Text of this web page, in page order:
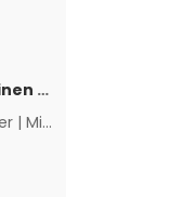
Polttoainepumppu sähköinen Lombardini Progress / DCI / FOCS
| Microcar